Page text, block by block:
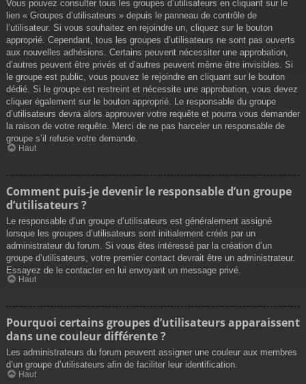
Vous pouvez consulter tous les groupes d’utilisateurs en cliquant sur le
lien « Groupes d’utilisateurs » depuis le panneau de contrôle de
l’utilisateur. Si vous souhaitez en rejoindre un, cliquez sur le bouton
approprié. Cependant, tous les groupes d’utilisateurs ne sont pas ouverts
aux nouvelles adhésions. Certains peuvent nécessiter une approbation,
d’autres peuvent être privés et d’autres peuvent même être invisibles. Si
le groupe est public, vous pouvez le rejoindre en cliquant sur le bouton
dédié. Si le groupe est restreint et nécessite une approbation, vous devez
cliquer également sur le bouton approprié. Le responsable du groupe
d’utilisateurs devra alors approuver votre requête et pourra vous demander
la raison de votre requête. Merci de ne pas harceler un responsable de
groupe s’il refuse votre demande.
Haut
Comment puis-je devenir le responsable d’un groupe
d’utilisateurs ?
Le responsable d’un groupe d’utilisateurs est généralement assigné
lorsque les groupes d’utilisateurs sont initialement créés par un
administrateur du forum. Si vous êtes intéressé par la création d’un
groupe d’utilisateurs, votre premier contact devrait être un administrateur.
Essayez de le contacter en lui envoyant un message privé.
Haut
Pourquoi certains groupes d’utilisateurs apparaissent
dans une couleur différente ?
Les administrateurs du forum peuvent assigner une couleur aux membres
d’un groupe d’utilisateurs afin de faciliter leur identification.
Haut